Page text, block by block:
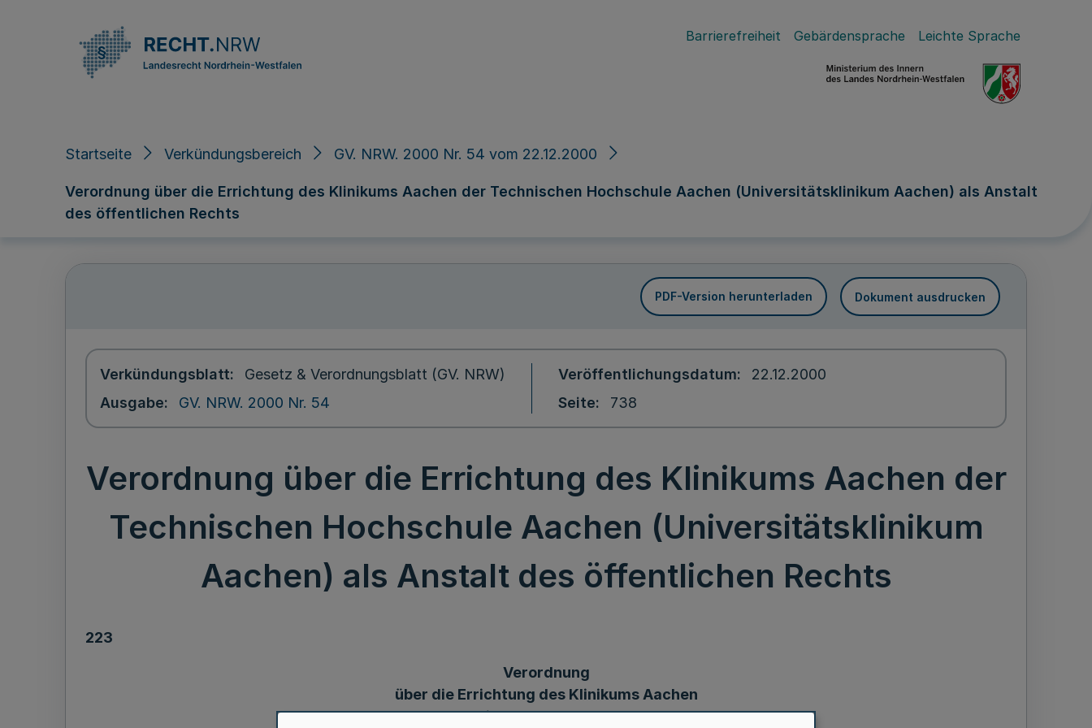
Barrierefreiheit Gebärdensprache Leichte Sprache
Startseite Verkündungsbereich GV. NRW. 2000 Nr. 54 vom 22.12.2000
Verordnung über die Errichtung des Klinikums Aachen der Technischen Hochschule Aachen (Universitätsklinikum Aachen) als Anstalt
des öffentlichen Rechts
PDF-Version herunterladen Dokument ausdrucken
Verkündungsblatt
Gesetz & Verordnungsblatt (GV. NRW)
Ausgabe
GV. NRW. 2000 Nr. 54
Veröffentlichungsdatum
22.12.2000
Seite
738
Verordnung über die Errichtung des Klinikums Aachen der
Technischen Hochschule Aachen (Universitätsklinikum
Aachen) als Anstalt des öffentlichen Rechts
223
Verordnung
über die Errichtung des Klinikums Aachen
der Technischen Hochschule Aachen